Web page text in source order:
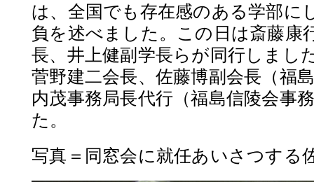
は、全国でも存在感のある学部に
負を述べました。この日は斎藤康
長、井上健副学長らが同行しまし
菅野建二会長、佐藤博副会長（福
内茂事務局長代行（福島信陵会事
た。
写真＝同窓会に就任あいさつする